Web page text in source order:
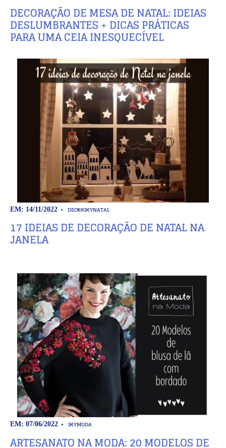
DECORAÇÃO DE MESA DE NATAL: IDEIAS
DESLUMBRANTES + DICAS PRÁTICAS
PARA UMA CEIA INESQUECÍVEL
EM: 14/11/2022 DECORDIYNATAL
17 IDEIAS DE DECORAÇÃO DE NATAL NA
JANELA
EM: 07/06/2022 DIYMODA
ARTESANATO NA MODA: 20 MODELOS DE